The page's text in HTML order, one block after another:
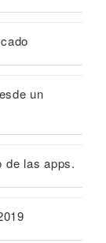
un
de las apps.